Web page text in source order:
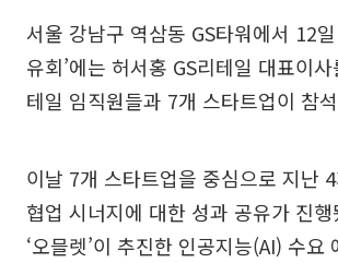
서울 강남구 역삼동 GS타워에서 12
유회’에는 허서홍 GS리테일 대표이
테일 임직원들과 7개 스타트업이 참
이날 7개 스타트업을 중심으로 지난
협업 시너지에 대한 성과 공유가 진
‘오믈렛’이 추진한 인공지능(AI) 수요